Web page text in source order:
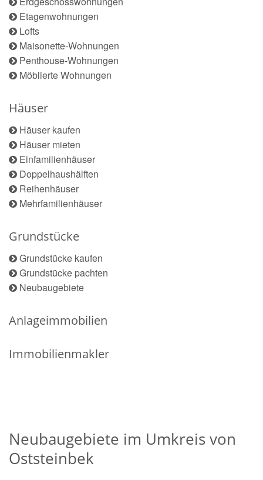
Etagenwohnungen
Lofts
Maisonette-Wohnungen
Penthouse-Wohnungen
Möblierte Wohnungen
Häuser
Häuser kaufen
Häuser mieten
Einfamilienhäuser
Doppelhaushälften
Reihenhäuser
Mehrfamilienhäuser
Grundstücke
Grundstücke kaufen
Grundstücke pachten
Neubaugebiete
Anlageimmobilien
Immobilienmakler
Neubaugebiete im Umkreis von
Oststeinbek